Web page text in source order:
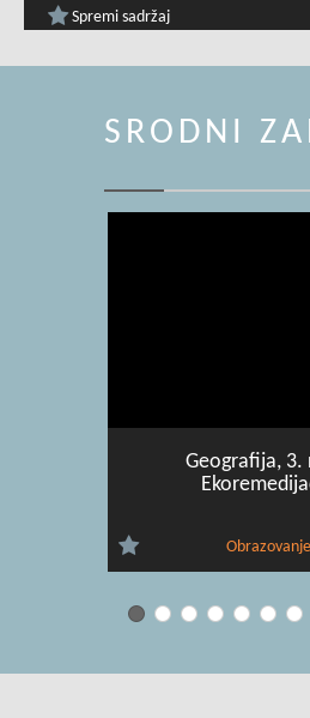
Spremi sadržaj
SRODNI
Geografija, 3.
Obrazovanje